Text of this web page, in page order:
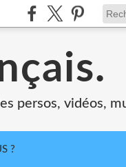
persos, vidéos,
?